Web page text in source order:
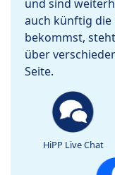
und sind
auch künftig
bekommst,
über
Seite.
HiPP Live Chat